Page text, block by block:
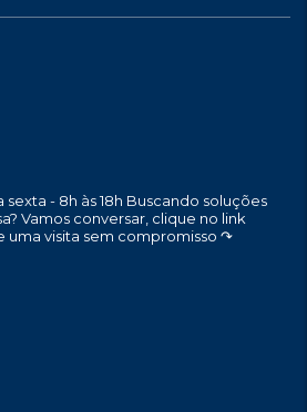
- 8h às 18h Buscando soluções
Vamos conversar, clique no link
uma visita sem compromisso ↷